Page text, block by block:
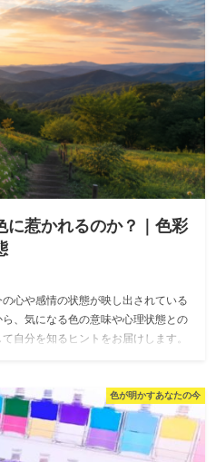
に惹かれるのか？｜色彩
心や感情の状態が映し出されている
、気になる色の意味や心理状態との
自分を知るヒントをお届けします。
色が明かすあなたの今